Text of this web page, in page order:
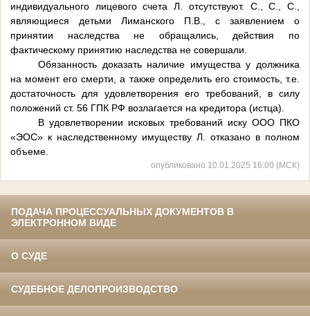
индивидуального лицевого счета Л. отсутствуют. С., С., С.,
являющиеся детьми Лиманского П.В., с заявлением о
принятии наследства не обращались, действия по
фактическому принятию наследства не совершали.
Обязанность доказать наличие имущества у должника
на момент его смерти, а также определить его стоимость, т.е.
достаточность для удовлетворения его требований, в силу
положений ст. 56 ГПК РФ возлагается на кредитора (истца).
В удовлетворении исковых требований иску ООО ПКО
«ЭОС» к наследственному имуществу Л. отказано в полном
объеме.
опубликовано 10.01.2025 16:00 (МСК)
ПОДАЧА ПРОЦЕССУАЛЬНЫХ ДОКУМЕНТОВ В
ЭЛЕКТРОННОМ ВИДЕ
О СУДЕ
СУДЕБНОЕ ДЕЛОПРОИЗВОДСТВО